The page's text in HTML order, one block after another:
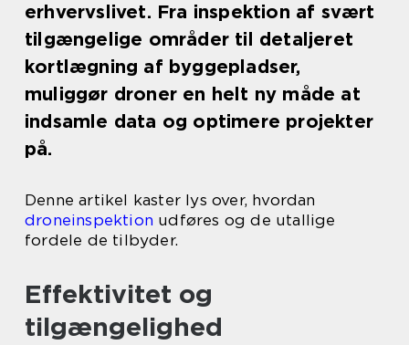
erhvervslivet. Fra inspektion af svært
tilgængelige områder til detaljeret
kortlægning af byggepladser,
muliggør droner en helt ny måde at
indsamle data og optimere projekter
på.
Denne artikel kaster lys over, hvordan
droneinspektion udføres og de utallige
fordele de tilbyder.
Effektivitet og
tilgængelighed